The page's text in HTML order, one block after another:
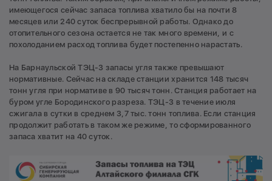
имеющегося сейчас запаса топлива хватило бы на почти 8
месяцев или 240 суток беспрерывной работы. Однако до
отопительного сезона остается не так много времени, и с
похолоданием расход топлива будет постепенно нарастать.
На Барнаульской ТЭЦ-3 запасы угля также превышают
нормативные. Сейчас на складе станции хранится 148 тысяч
тонн угля при нормативе в 90 тысяч тонн. Станция работает на
буром угле Бородинского разреза. ТЭЦ-3 в течение июля
сжигала в сутки в среднем 3,7 тыс. тонн топлива. Если станция
продолжит работать в таком же режиме, то сформированного
запаса хватит на 40 суток.